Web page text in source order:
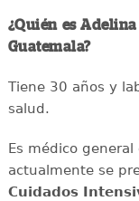
¿Quién es
Guatemala?
Tiene 30 años y
salud.
Es médico
actualmente se
Cuidados